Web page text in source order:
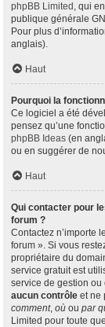
phpBB Limited , qui
publique générale
Pour plus
anglais).
Haut
Pourquoi la
Ce logiciel a été
pensez qu’une
phpBB Ideas (en
ou en suggérer de
Haut
Qui contacter pour
forum ?
Contactez n’importe
forum ». Si vous
propriétaire du
service gratuit est
service de gestion ou
aucun contrôle et ne
comment, où ou par
Limited pour toute